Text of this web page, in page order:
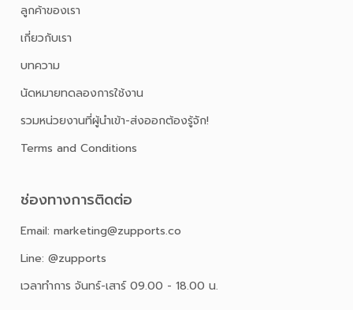
ลูกค้าของเรา
เกี่ยวกับเรา
บทความ
นัดหมายทดลองการใช้งาน
รวมหน่วยงานที่ผู้นำเข้า-ส่งออกต้องรู้จัก!
Terms and Conditions
ช่องทางการติดต่อ
Email: marketing@zupports.co
Line: @zupports
เวลาทำการ จันทร์-เสาร์ 09.00 - 18.00 น.